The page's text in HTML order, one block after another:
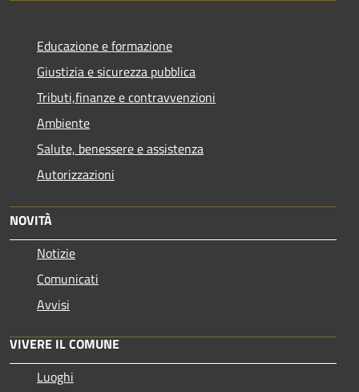
Educazione e formazione
Giustizia e sicurezza pubblica
Tributi,finanze e contravvenzioni
Ambiente
Salute, benessere e assistenza
Autorizzazioni
NOVITÀ
Notizie
Comunicati
Avvisi
VIVERE IL COMUNE
Luoghi